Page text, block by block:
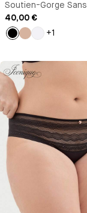
Soutien-Gorge Sans
Armature
40,00 €
+1